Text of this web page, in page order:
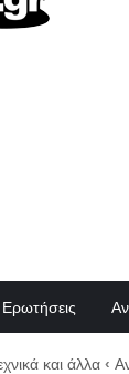
και άλλα ‹